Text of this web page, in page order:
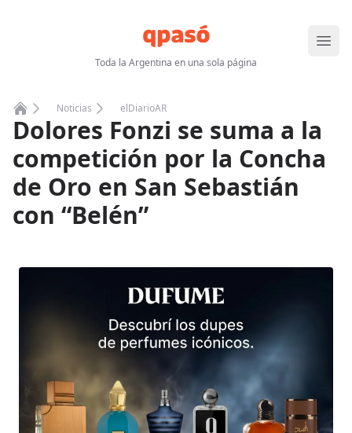
Toda la Argentina en una sola página
Abrir
Home
Noticias elDiarioAR
Dolores Fonzi se suma a la
competición por la Concha
de Oro en San Sebastián
con “Belén”